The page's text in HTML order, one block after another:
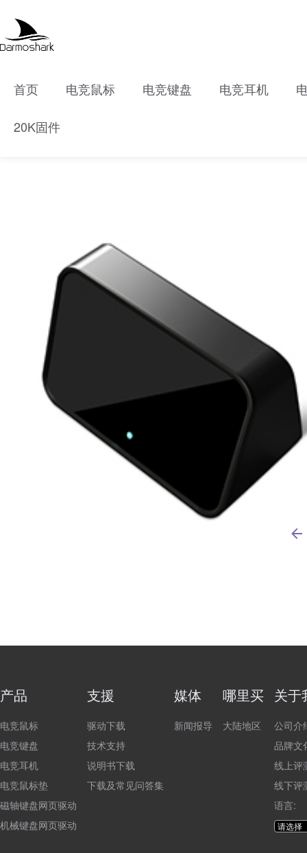
首页 电竞鼠标 电竞键盘 电竞耳机
20K固件
产品
电竞鼠标
电竞键盘
电竞耳机
电竞鼠标垫
磁轴键盘网页驱动
机械键盘网页驱动
支援
驱动下载
技术支持
说明书下载
下载及常见问答集
媒体
新闻报导
哪里买
大陆地区
关于
公司介
品牌文
线上评
线下评
语言: